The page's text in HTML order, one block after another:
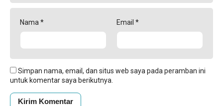
Nama * Email *
Simpan nama, email, dan situs web saya pada peramban ini
untuk komentar saya berikutnya.